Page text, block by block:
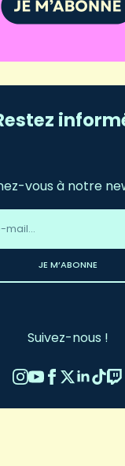
vous à notre
JE M’ABONNE
Suivez-nous !